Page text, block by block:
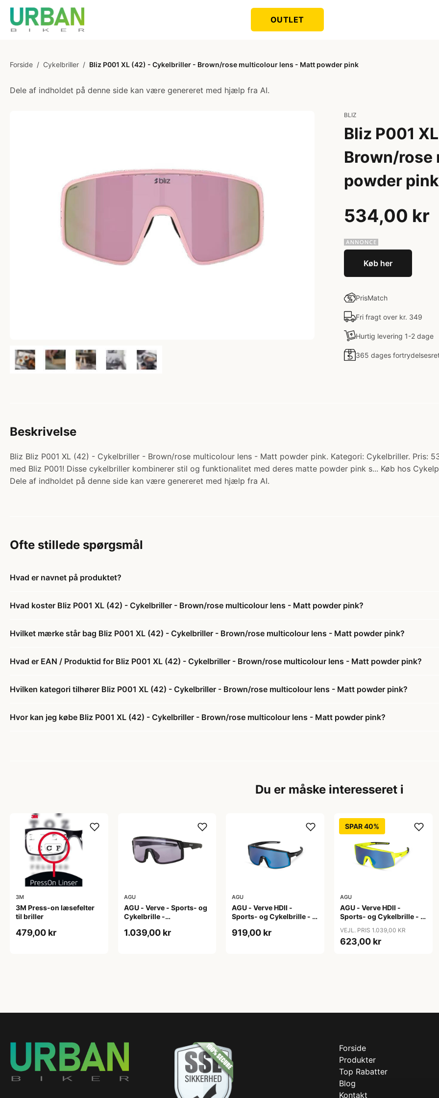
OUTLET
Forside / Cykelbriller / Bliz P001 XL (42) - Cykelbriller - Brown/rose multicolour lens - Matt powder pink
Dele af indholdet på denne side kan være genereret med hjælp fra AI.
BLIZ
Bliz P001
Brown/rose
powder pink
534,00 kr
Køb her
PrisMatch
Fri fragt over kr. 349
Hurtig levering 1-2 dage
365 dages
Beskrivelse
Bliz Bliz P001 XL (42) - Cykelbriller - Brown/rose multicolour lens - Matt powder pink. Kategori: Cykelbriller. Pris:
med Bliz P001! Disse cykelbriller kombinerer stil og funktionalitet med deres matte powder pink s... Køb hos
Dele af indholdet på denne side kan være genereret med hjælp fra AI.
Ofte stillede spørgsmål
Hvad er navnet på produktet?
Hvad koster Bliz P001 XL (42) - Cykelbriller - Brown/rose multicolour lens - Matt powder pink?
Hvilket mærke står bag Bliz P001 XL (42) - Cykelbriller - Brown/rose multicolour lens - Matt powder pink?
Hvad er EAN / Produktid for Bliz P001 XL (42) - Cykelbriller - Brown/rose multicolour lens - Matt powder pink?
Hvilken kategori tilhører Bliz P001 XL (42) - Cykelbriller - Brown/rose multicolour lens - Matt powder pink?
Hvor kan jeg købe Bliz P001 XL (42) - Cykelbriller - Brown/rose multicolour lens - Matt powder pink?
Du er måske interesseret i
3M
3M Press-on læsefelter
til briller
479,00 kr
AGU
AGU - Verve - Sports- og
Cykelbrille -
Sort
1.039,00 kr
AGU
AGU - Verve HDII -
Sports- og Cykelbrille - 3
919,00 kr
SPAR 40%
AGU
AGU - Verve HDII -
Sports- og Cykelbrille - 3
VEJL. PRIS 1.039,00 KR
623,00 kr
Forside
Produkter
Top Rabatter
Blog
Kontakt